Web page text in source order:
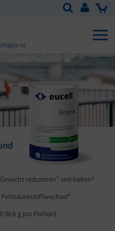
reduzieren1 und halten2
Fettsäurestoffwechsel4
(8,6 g pro Portion)
1 2
4